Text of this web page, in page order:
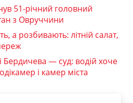
51-річний головний
з Овруччини
а розбивають: літній салат,
Бердичева — суд: водій хоче
і камер міста